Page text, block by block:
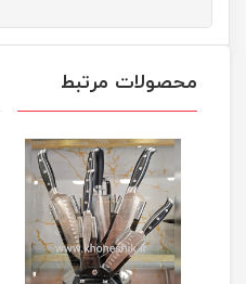
محصولات مرتبط